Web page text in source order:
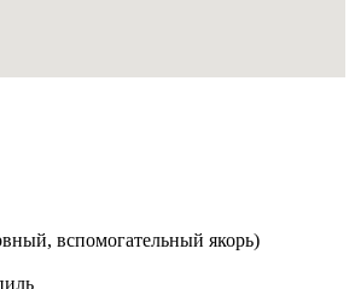
вспомогательный якорь)